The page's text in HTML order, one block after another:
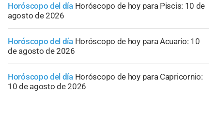
Horóscopo del día Horóscopo de hoy para Piscis: 10 de
agosto de 2026
Horóscopo del día Horóscopo de hoy para Acuario: 10
de agosto de 2026
Horóscopo del día Horóscopo de hoy para Capricornio:
10 de agosto de 2026